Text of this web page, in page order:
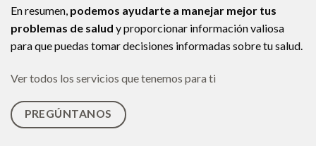
En resumen, podemos ayudarte a manejar mejor tus
problemas de salud y proporcionar información valiosa
para que puedas tomar decisiones informadas sobre tu salud.
Ver todos los servicios que tenemos para ti
PREGÚNTANOS